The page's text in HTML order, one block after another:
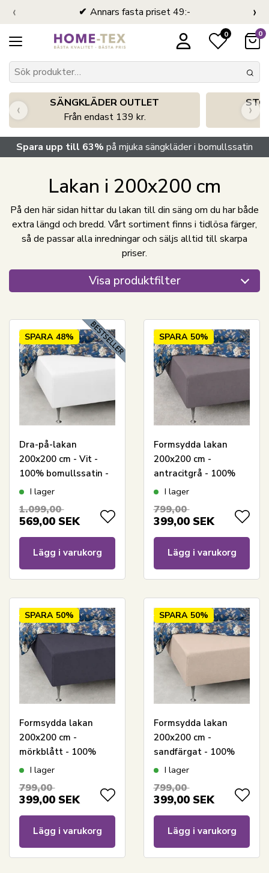
Annars fasta priset 49:-
‹ ›
0 0
SÄNGKLÄDER OUTLET
Från endast 139 kr.
‹ ›
Spara upp till 63% på mjuka sängkläder i bomullssatin
Lakan i 200x200 cm
På den här sidan hittar du lakan till din säng om du har både
extra längd och bredd. Vårt sortiment finns i tidlösa färger,
så de passar alla inredningar och säljs alltid till skarpa
priser.
Visa produktfilter
SPARA 48%
Dra-på-lakan
200x200 cm - Vit -
100% bomullssatin -
Dra-på-lakan för
I lager
1.099,00
569,00 SEK
Lägg i varukorg
SPARA 50%
Formsydda lakan
200x200 cm -
antracitgrå - 100%
bomull jersey lakan -
dubbelsäng
I lager
799,00
399,00 SEK
Lägg i varukorg
SPARA 50%
Formsydda lakan
200x200 cm -
mörkblått - 100%
bomull jersey - för
I lager
799,00
399,00 SEK
Lägg i varukorg
SPARA 50%
Formsydda lakan
200x200 cm -
sandfärgat - 100%
bomull jersey - för
I lager
799,00
399,00 SEK
Lägg i varukorg